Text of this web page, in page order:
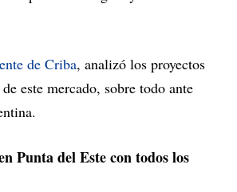
de Criba, analizó los proyectos
este mercado, sobre todo ante
Punta del Este con todos los